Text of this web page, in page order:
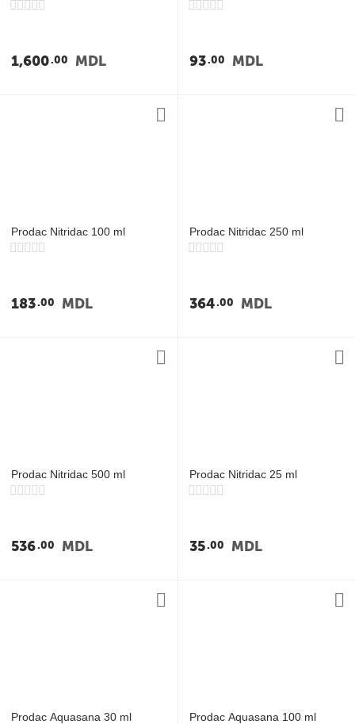
1,600 00 MDL 93 00 MDL
Prodac Nitridac 100 ml
183 00 MDL
Prodac Nitridac 250 ml
364 00 MDL
Prodac Nitridac 500 ml
536 00 MDL
Prodac Nitridac 25 ml
35 00 MDL
Prodac Aquasana 30 ml Prodac Aquasana 100 ml